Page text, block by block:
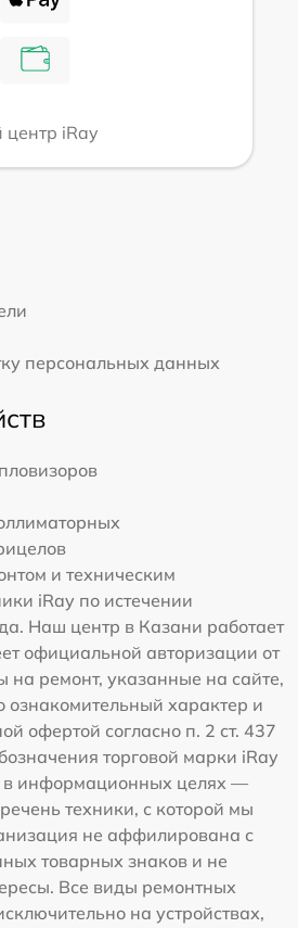
iRay
персональных данных
и техническим
iRay по истечении
Наш центр в Казани работает
официальной авторизации от
на ремонт, указанные на сайте,
ознакомительный характер и
офертой согласно п. 2 ст. 437
торговой марки iRay
в информационных целях —
техники, с которой мы
не аффилирована с
товарных знаков и не
Все виды ремонтных
на устройствах,